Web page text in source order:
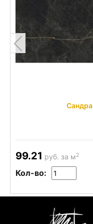
99.21 руб. за м2
Кол-во: